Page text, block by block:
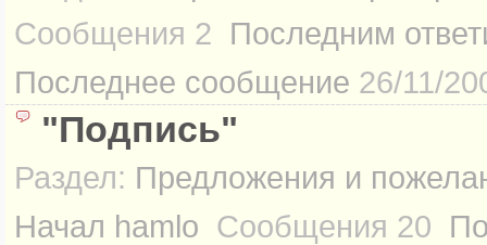
Сообщения 2 Последним
Последнее сообщение 26/11/
"Подпись"
Раздел: Предложения и
Начал hamlo Сообщения 20